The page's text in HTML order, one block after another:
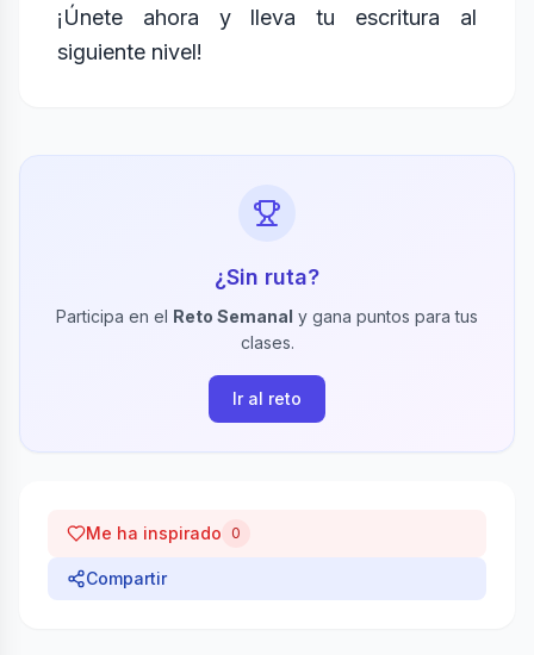
¡Únete ahora y lleva tu escritura al
siguiente nivel!
¿Sin ruta?
Participa en el Reto Semanal y gana puntos para tus
clases.
Ir al reto
Me ha inspirado 0
Compartir